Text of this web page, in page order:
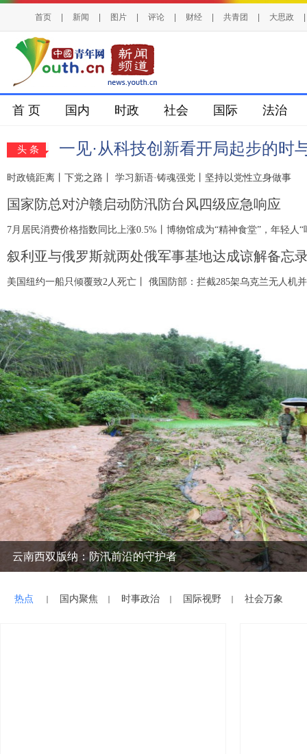
首页 新闻 图片 评论 财经 共青团 大思政
首 页 国内 时政 社会 国际 法治
头 条 一见·从科技创新看开局起步的时
时政镜距离丨下党之路 学习新语·铸魂强党丨坚持以党性立身做事
国家防总对沪赣启动防汛防台风四级应急响应
7月居民消费价格指数同比上涨0.5% 博物馆成为“精神食堂”，年轻人“
叙利亚与俄罗斯就两处俄军事基地达成谅解备忘
美国纽约一船只倾覆致2人死亡 俄国防部：拦截285架乌克兰无人机
云南西双版纳：防汛前沿的守护者
热点 国内聚焦 时事政治 国际视野 社会万象